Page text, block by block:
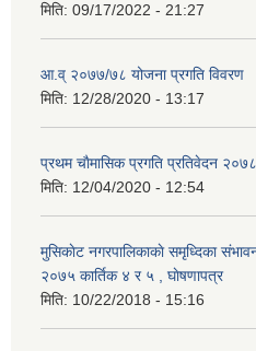
मिति: 09/17/2022 - 21:27
आ.व् २०७७/७८ योजना प्रगति विवरण
मिति: 12/28/2020 - 13:17
प्रथम चाैमासिक प्रगति प्रतिवेदन २०७८
मिति: 12/04/2020 - 12:54
मुसिकाेट नगरपालिकाकाे समृध्दिका
२०७५ कार्तिक ४ र ५ , घाेषणापत्र
मिति: 10/22/2018 - 15:16